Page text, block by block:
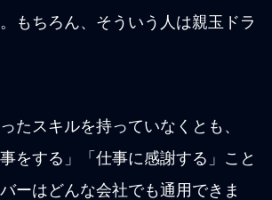
もちろん、そういう人は親玉ドラ
たスキルを持っていなくとも、
をする」「仕事に感謝する」こと
ーはどんな会社でも通用できま